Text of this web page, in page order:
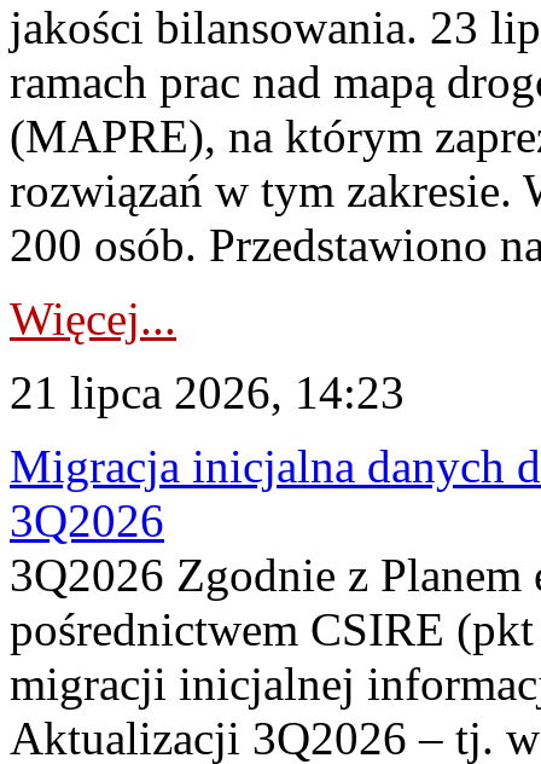
jakości bilansowania. 23
ramach prac nad mapą
(MAPRE), na którym
rozwiązań w tym zakresie.
200 osób. Przedstawiono
Więcej...
21 lipca 2026, 14:23
Migracja inicjalna danych
3Q2026
3Q2026 Zgodnie z
pośrednictwem CSIRE
migracji inicjalnej
Aktualizacji 3Q2026 – tj.